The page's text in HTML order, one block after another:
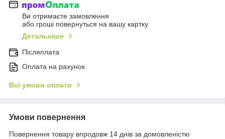
Ви отримаєте замовлення
або гроші повернуться на вашу картку
Детальніше
Післяплата
Оплата на рахунок
Всі умови оплати
Умови повернення
Повернення товару впродовж 14 днів за домовленістю